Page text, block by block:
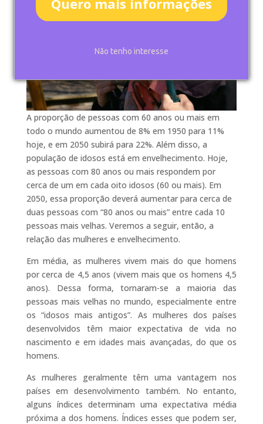
Não tenho interesse
A proporção de pessoas com 60 anos ou mais em
todo o mundo aumentou de 8% em 1950 para 11%
hoje, e em 2050 subirá para 22%. Além disso, a
população de idosos está em envelhecimento. Hoje,
as pessoas com 80 anos ou mais respondem por
cerca de um em cada oito idosos (60 ou mais). Em
2050, essa proporção deverá aumentar para cerca de
duas pessoas com “80 anos ou mais” entre cada 10
pessoas mais velhas. Veremos a seguir, então, a
relação das mulheres e envelhecimento.
Em média, as mulheres vivem mais do que homens
por cerca de 4,5 anos (vivem mais que os homens 4,5
anos). Dessa forma, tornaram-se a maioria das
pessoas mais velhas no mundo, especialmente entre
os “idosos mais antigos”. As mulheres dos países
desenvolvidos têm maior expectativa de vida no
nascimento e em idades mais avançadas, do que os
homens.
As mulheres geralmente têm uma vantagem nos
países em desenvolvimento também. No entanto,
alguns índices determinam uma expectativa média
próxima a dos homens. Índices esses que podem ser,